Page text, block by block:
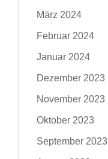
März 2024
Februar 2024
Januar 2024
Dezember 2023
November 2023
Oktober 2023
September 2023